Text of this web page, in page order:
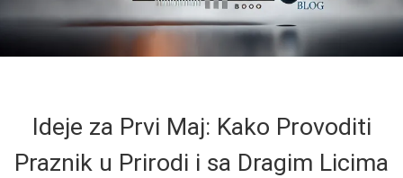
Ideje za Prvi Maj: Kako Provoditi
Praznik u Prirodi i sa Dragim Licima